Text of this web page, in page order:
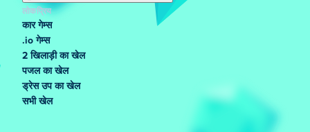
लोकप्रिय
कार गेम्स
.io गेम्स
2 खिलाड़ी का खेल
पजल का खेल
ड्रेस उप का खेल
सभी खेल